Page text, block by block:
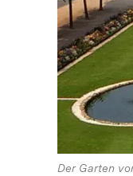
Der Garten